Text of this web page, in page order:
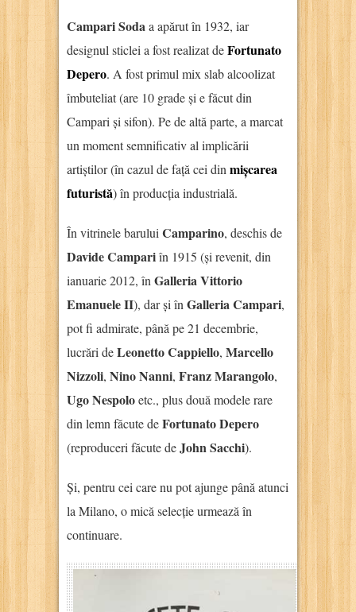
Campari Sodaa apărut în 1932, iar
designul sticlei a fost realizat deFortunato
Depero. A fost primul mix slab alcoolizat
îmbuteliat (are 10 grade și e făcut din
Campari și sifon). Pe de altă parte, a marcat
un moment semnificativ al implicării
artiștilor (în cazul de față cei din mișcarea
futuristă) în producția industrială.
În vitrinele barului Camparino, deschis de
Davide Campariîn 1915 (și revenit, din
ianuarie 2012, în Galleria Vittorio
Emanuele II), dar și în Galleria Campari,
pot fi admirate, până pe 21 decembrie,
lucrări deLeonetto Cappiello, Marcello
Nizzoli, Nino Nanni, Franz Marangolo,
Ugo Nespoloetc., plus două modele rare
din lemn făcute deFortunato Depero
(reproduceri făcute deJohn Sacchi).
Și, pentru cei care nu pot ajunge până atunci
la Milano, o mică selecție urmează în
continuare.